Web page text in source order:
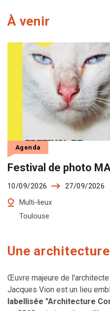
À venir
Festival de photo
Agenda
10/09/2026
27/09/2026
Multi-lieux
Toulouse
Une
Œuvre majeure de l'architecte
Jacques Vion est un lieu
labellisée "Architecture